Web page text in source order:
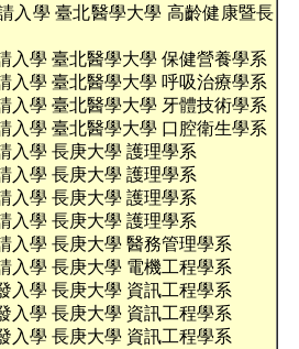
入學 臺北醫學大學 高齡健康暨長
入學 臺北醫學大學 保健營養學系
入學 臺北醫學大學 呼吸治療學系
入學 臺北醫學大學 牙體技術學系
入學 臺北醫學大學 口腔衛生學系
入學 長庚大學 護理學系
入學 長庚大學 護理學系
入學 長庚大學 護理學系
入學 長庚大學 護理學系
入學 長庚大學 醫務管理學系
入學 長庚大學 電機工程學系
入學 長庚大學 資訊工程學系
入學 長庚大學 資訊工程學系
入學 長庚大學 資訊工程學系